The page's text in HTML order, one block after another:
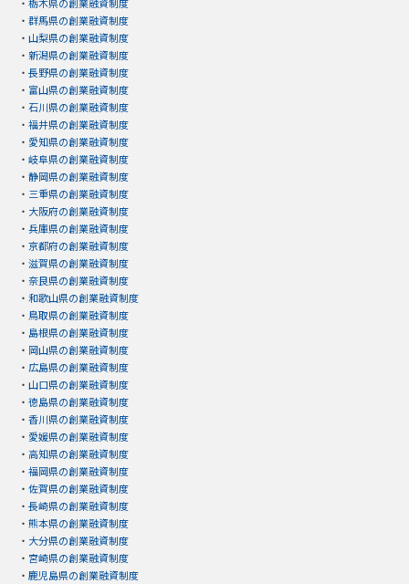
・ 栃木県の創業融資制度
・ 群馬県の創業融資制度
・ 山梨県の創業融資制度
・ 新潟県の創業融資制度
・ 長野県の創業融資制度
・ 富山県の創業融資制度
・ 石川県の創業融資制度
・ 福井県の創業融資制度
・ 愛知県の創業融資制度
・ 岐阜県の創業融資制度
・ 静岡県の創業融資制度
・ 三重県の創業融資制度
・ 大阪府の創業融資制度
・ 兵庫県の創業融資制度
・ 京都府の創業融資制度
・ 滋賀県の創業融資制度
・ 奈良県の創業融資制度
・ 和歌山県の創業融資制度
・ 鳥取県の創業融資制度
・ 島根県の創業融資制度
・ 岡山県の創業融資制度
・ 広島県の創業融資制度
・ 山口県の創業融資制度
・ 徳島県の創業融資制度
・ 香川県の創業融資制度
・ 愛媛県の創業融資制度
・ 高知県の創業融資制度
・ 福岡県の創業融資制度
・ 佐賀県の創業融資制度
・ 長崎県の創業融資制度
・ 熊本県の創業融資制度
・ 大分県の創業融資制度
・ 宮崎県の創業融資制度
・ 鹿児島県の創業融資制度